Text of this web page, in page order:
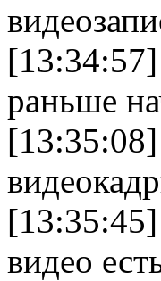
раньше
видео